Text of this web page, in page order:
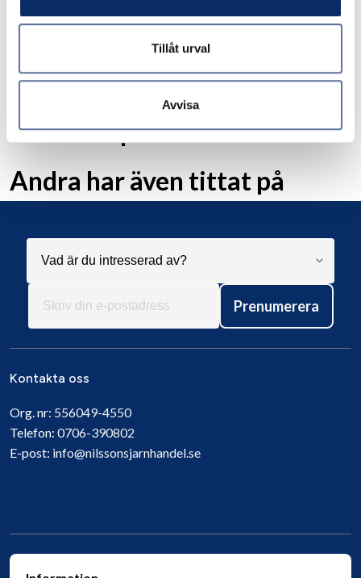
Tillåt urval
Avvisa
exkl. moms: 184kr
Liknande produkter
Andra har även tittat på
Prenumerera
Kontakta oss
Org. nr: 556049-4550
Telefon: 0706-390802
E-post: info@nilssonsjarnhandel.se